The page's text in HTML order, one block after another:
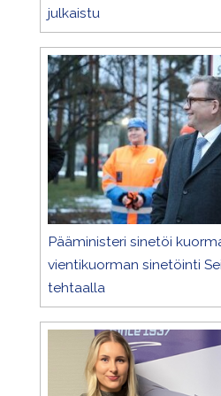
julkaistu
Pääministeri sinetöi
vientikuorman sinetöinti
tehtaalla